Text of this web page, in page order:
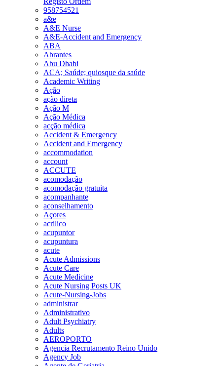
958754521
a&e
A&E Nurse
A&E-Accident and Emergency
ABA
Abrantes
Abu Dhabi
ACA; Saúde; quiosque da saúde
Academic Writing
Ação
ação direta
Ação M
Ação Médica
acção médica
Accident & Emergency
Accident and Emergency
accommodation
account
ACCUTE
acomodação
acomodação gratuita
acompanhante
aconselhamento
Açores
acrilico
acupuntor
acupuntura
acute
Acute Admissions
Acute Care
Acute Medicine
Acute Nursing Posts UK
Acute-Nursing-Jobs
administrar
Administrativo
Adult Psychiatry
Adults
AEROPORTO
Agencia Recrutamento Reino Unido
Agency Job